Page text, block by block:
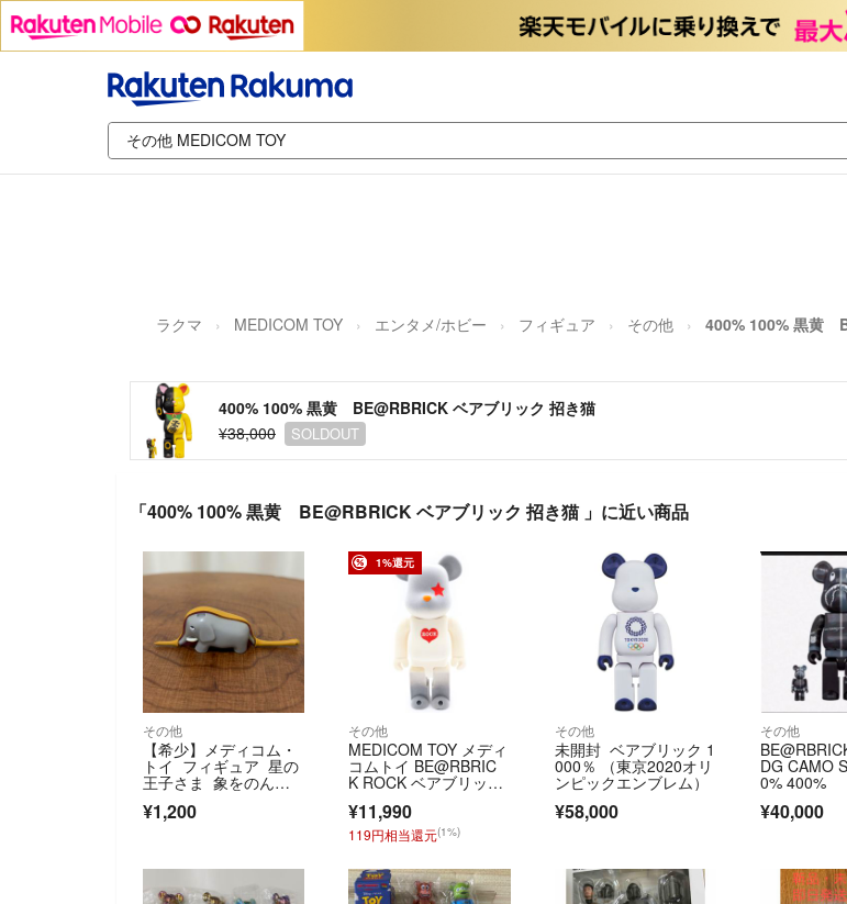
ラクマ MEDICOM TOY エンタメ/ホビー フィギュア その他 400% 100% 黒黄
400% 100% 黒黄 BE@RBRICK ベアブリック 招き猫
¥38,000
SOLDOUT
「400% 100% 黒黄 BE@RBRICK ベアブリック 招き猫 」に近い商品
その他
【希少】メディコム・
トイ フィギュア 星の
王子さま 象をのんだ
蟒蛇
¥1,200
1%還元
その他
MEDICOM TOY メディ
コムトイ BE@RBRIC
K ROCK ベアブリッ
ク ロック フィギュ
ア 人形 ブラック/ホワ
イト/レッド
¥11,990
119円相当還元(1%)
その他
未開封 ベアブリック 1
000％ （東京2020オリ
ンピックエンブレム）
¥58,000
その他
DG CAMO
0% 400%
¥40,000